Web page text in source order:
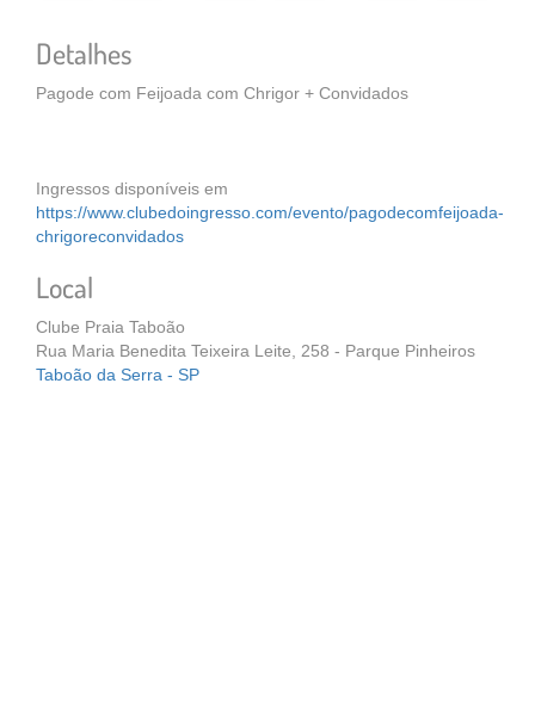
Detalhes
Pagode com Feijoada com Chrigor + Convidados
Ingressos disponíveis em
https://www.clubedoingresso.com/evento/pagodecomfeijoada-
chrigoreconvidados
Local
Clube Praia Taboão
Rua Maria Benedita Teixeira Leite, 258 - Parque Pinheiros
Taboão da Serra - SP